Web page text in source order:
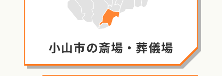
小山市の斎場・葬儀場